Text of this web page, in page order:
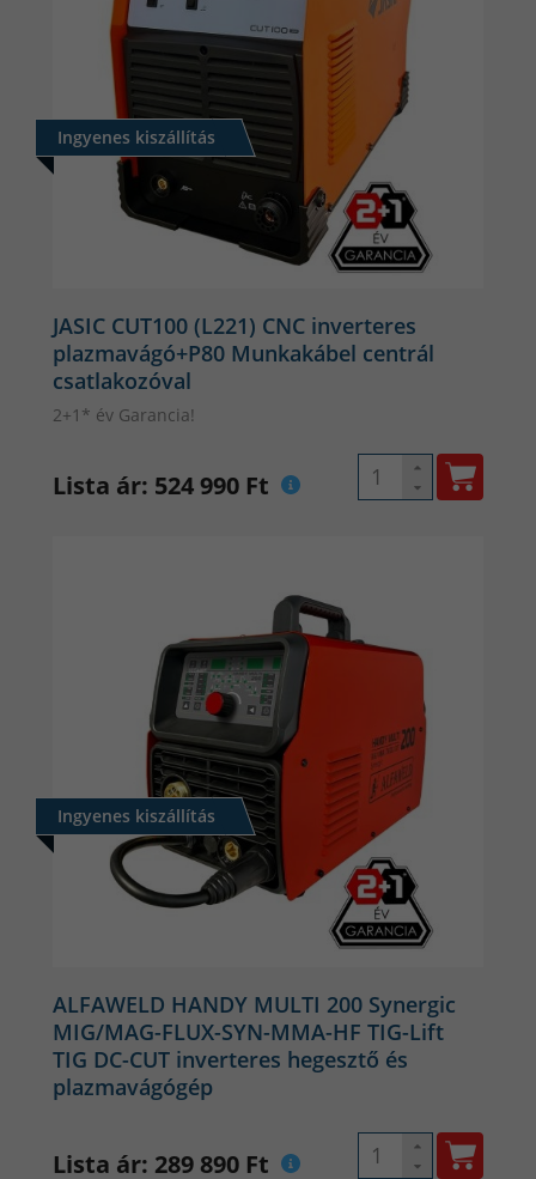
Ingyenes kiszállítás
JASIC CUT100 (L221) CNC inverteres
plazmavágó+P80 Munkakábel centrál
csatlakozóval
2+1* év Garancia!
Lista ár: 524 990 Ft
Ingyenes kiszállítás
ALFAWELD HANDY MULTI 200 Synergic
MIG/MAG-FLUX-SYN-MMA-HF TIG-Lift
TIG DC-CUT inverteres hegesztő és
plazmavágógép
Lista ár: 289 890 Ft